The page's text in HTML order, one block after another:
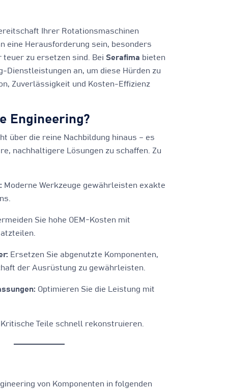
Ihrer Rotationsmaschinen
eine Herausforderung sein, besonders
teuer zu ersetzen sind. BeiSerafima bieten
Dienstleistungen an, um diese Hürden zu
Zuverlässigkeit und Kosten-Effizienz
Engineering?
über die reine Nachbildung hinaus – es
nachhaltigere Lösungen zu schaffen. Zu
Moderne Werkzeuge gewährleisten exakte
Sie hohe OEM-Kosten mit
Ersetzen Sie abgenutzte Komponenten,
der Ausrüstung zu gewährleisten.
Optimieren Sie die Leistung mit
Teile schnell rekonstruieren.
von Komponenten in folgenden